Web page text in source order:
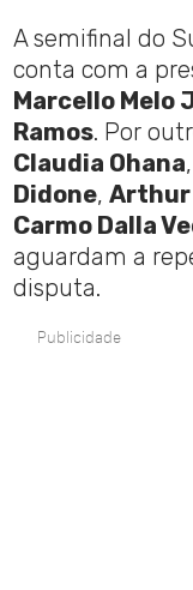
A semifinal do
conta com a
Marcello Melo
Ramos. Por
Claudia Ohana,
Didone,Arthur
Carmo Dalla
aguardam a
disputa.
Publicidade